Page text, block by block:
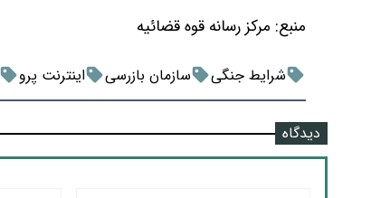
منبع: مرکز رسانه قوه قضائیه
شرایط جنگی سازمان بازرسی اینترنت پرو
دیدگاه